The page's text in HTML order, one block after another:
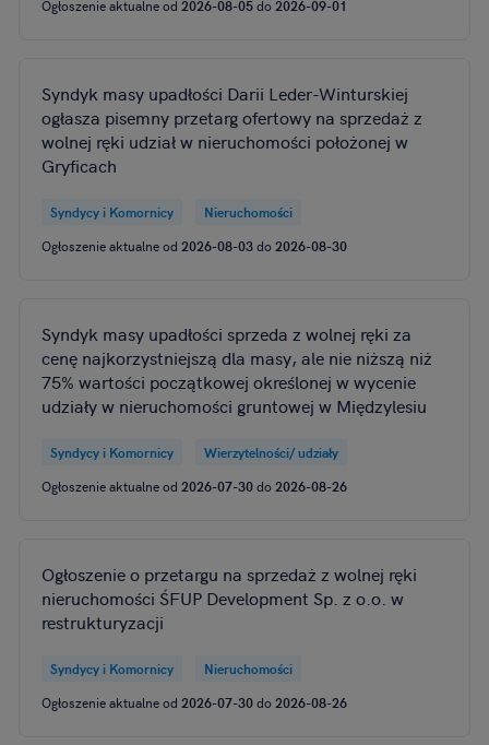
Ogłoszenie aktualne od 2026-08-05do 2026-09-01
Syndyk masy upadłości Darii Leder-Winturskiej
ogłasza pisemny przetarg ofertowy na sprzedaż z
wolnej ręki udział w nieruchomości położonej w
Gryficach
Syndycy i Komornicy
Nieruchomości
Ogłoszenie aktualne od 2026-08-03do 2026-08-30
Syndyk masy upadłości sprzeda z wolnej ręki za
cenę najkorzystniejszą dla masy, ale nie niższą niż
75% wartości początkowej określonej w wycenie
udziały w nieruchomości gruntowej w Międzylesiu
Syndycy i Komornicy
Wierzytelności/ udziały
Ogłoszenie aktualne od 2026-07-30do 2026-08-26
Ogłoszenie o przetargu na sprzedaż z wolnej ręki
nieruchomości ŚFUP Development Sp. z o.o. w
restrukturyzacji
Syndycy i Komornicy
Nieruchomości
Ogłoszenie aktualne od 2026-07-30do 2026-08-26